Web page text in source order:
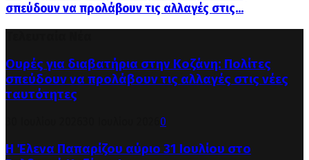
σπεύδουν να προλάβουν τις αλλαγές στις...
Ουρές για διαβατήρια στην Κοζάνη: Πολίτες
σπεύδουν να προλάβουν τις αλλαγές στις νέες
ταυτότητες
0
Η Έλενα Παπαρίζου αύριο 31 Ιουλίου στο